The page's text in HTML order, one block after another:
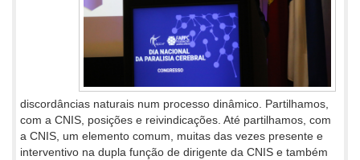
discordâncias naturais num processo dinâmico. Partilhamos,
com a CNIS, posições e reivindicações. Até partilhamos, com
a CNIS, um elemento comum, muitas das vezes presente e
interventivo na dupla função de dirigente da CNIS e também